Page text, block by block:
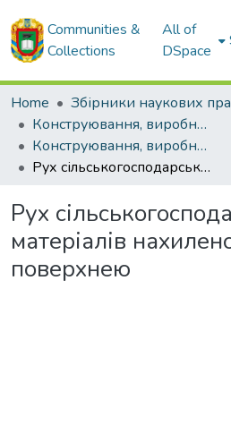
Communities &
Collections
All of
DSpace
Home
Конструювання, виробництво та експлуатація сільськогосподарських машин. Загальнодержавний міжвідомчий науково-технічний збірник.
Конструювання, виробництво та експлуатація сільськогосподарських машин. Випуск 46. - 2016
Рух сільськогосподарських матеріалів нахиленою робочою поверхнею
Рух
матеріалів
поверхнею